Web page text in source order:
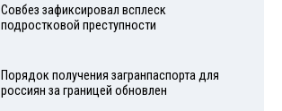
Совбез зафиксировал всплеск
подростковой преступности
Порядок получения загранпаспорта для
россиян за границей обновлен